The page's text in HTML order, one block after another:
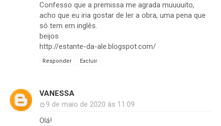
Confesso que a premissa me agrada muuuuito,
acho que eu iria gostar de ler a obra, uma pena que
só tem em inglês.
beijos
http://estante-da-ale.blogspot.com/
Responder Excluir
VANESSA
9 de maio de 2020 às 11:09
Olá!